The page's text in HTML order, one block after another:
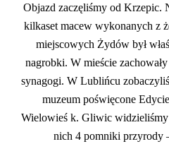
Objazd zaczęliśmy od Krzepic.
kilkaset macew wykonanych z
miejscowych Żydów był
nagrobki. W mieście
synagogi. W Lublińcu
muzeum poświęcone
Wielowieś k. Gliwic widzieliśmy
nich 4 pomniki przyrody